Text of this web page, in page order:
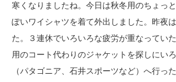
寒くなりましたね。今日は秋冬用のちょっ
ぽいワイシャツを着て外出しました。昨夜
た。３連休でいろいろな疲労が重なってい
用のコート代わりのジャケットを探しにい
（パタゴニア、石井スポーツなど）へ行っ